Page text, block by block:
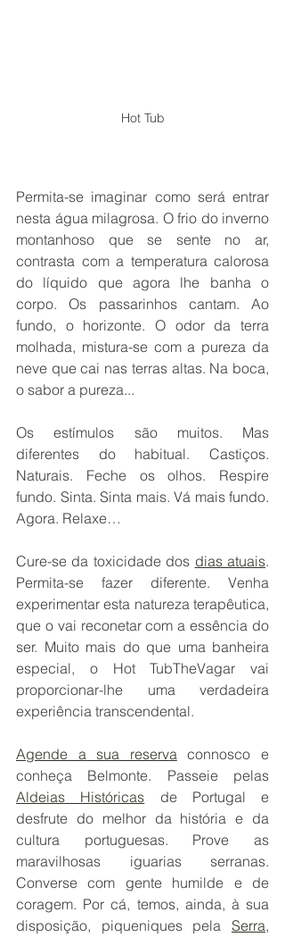
Hot Tub
Permita-se imaginar como será entrar
nesta água milagrosa. O frio do inverno
montanhoso que se sente no ar,
contrasta com a temperatura calorosa
do líquido que agora lhe banha o
corpo. Os passarinhos cantam. Ao
fundo, o horizonte. O odor da terra
molhada, mistura-se com a pureza da
neve que cai nas terras altas. Na boca,
o sabor a pureza...
Os estímulos são muitos. Mas
diferentes do habitual. Castiços.
Naturais. Feche os olhos. Respire
fundo. Sinta. Sinta mais. Vá mais fundo.
Agora. Relaxe…
Cure-se da toxicidade dos dias atuais.
Permita-se fazer diferente. Venha
experimentar esta natureza terapêutica,
que o vai reconetar com a essência do
ser. Muito mais do que uma banheira
especial, o Hot TubTheVagar vai
proporcionar-lhe uma verdadeira
experiência transcendental.
Agende a sua reserva connosco e
Aldeias Históricas de Portugal e
desfrute do melhor da história e da
cultura portuguesas. Prove as
maravilhosas iguarias serranas.
Converse com gente humilde e de
coragem. Por cá, temos, ainda, à sua
disposição, piqueniques pela Serra,